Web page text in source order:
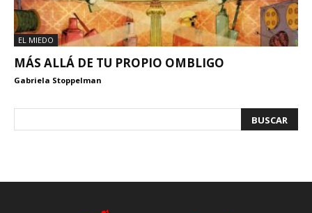
EL MIEDO
MÁS ALLÁ DE TU PROPIO OMBLIGO
Gabriela Stoppelman